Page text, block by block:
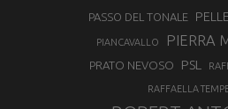
PASSO DEL TONALE
PIANCAVALLO PIERRA
PRATO NEVOSO PSL
RAFFAELLA